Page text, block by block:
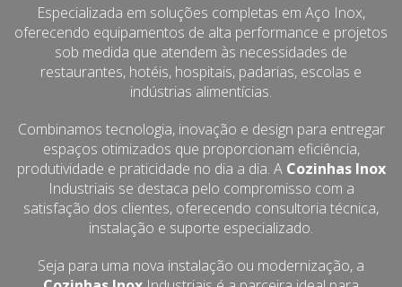
Especializada em soluções completas em Aço Inox,
oferecendo equipamentos de alta performance e projetos
sob medida que atendem às necessidades de
restaurantes, hotéis, hospitais, padarias, escolas e
indústrias alimentícias.
Combinamos tecnologia, inovação e design para entregar
espaços otimizados que proporcionam eficiência,
produtividade e praticidade no dia a dia. A Cozinhas Inox
Industriais se destaca pelo compromisso com a
satisfação dos clientes, oferecendo consultoria técnica,
instalação e suporte especializado.
Seja para uma nova instalação ou modernização, a